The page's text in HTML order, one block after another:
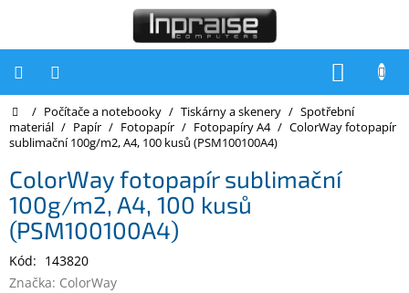
Počítače
Počítače
Notebooky
Tiskárny
Domů
/ Počítače a notebooky / Tiskárny a skenery / Spotřební
materiál / Papír / Fotopapír / Fotopapíry A4 / ColorWay fotopapír
sublimační 100g/m2, A4, 100 kusů (PSM100100A4)
ColorWay fotopapír sublimační
100g/m2, A4, 100 kusů
(PSM100100A4)
Kód: 143820
Značka: ColorWay